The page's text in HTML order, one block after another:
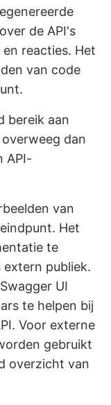
de API's
reacties. Het
van code
bereik aan
dan
API-
van
Het
te
publiek.
UI
te helpen bij
Voor externe
gebruikt
overzicht van